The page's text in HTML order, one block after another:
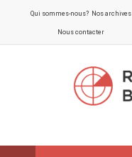
Qui sommes-nous? Nos archives
Nous contacter